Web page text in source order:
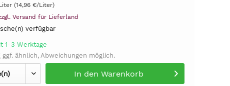
(14,96 €/Liter)
Versand für Lieferland
verfügbar
1-3 Werktage
ggf. ähnlich, Abweichungen möglich.
In den Warenkorb